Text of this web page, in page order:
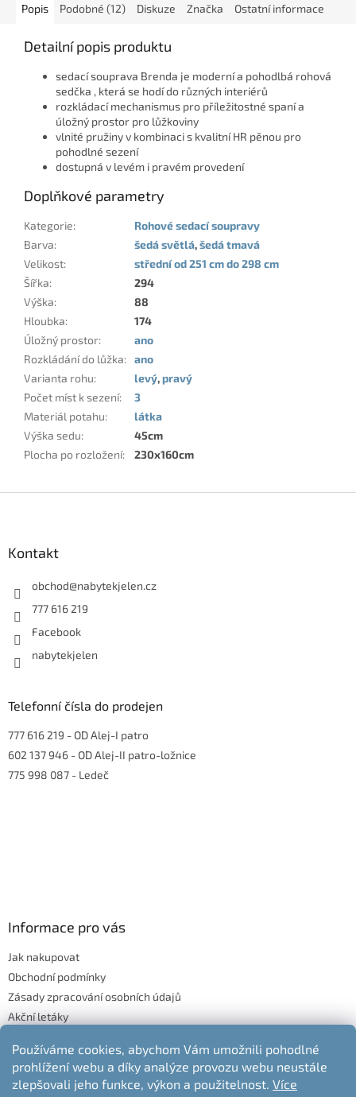
Používáme cookies, abychom Vám umožnili pohodlné
prohlížení webu a díky analýze provozu webu neustále
zlepšovali jeho funkce, výkon a použitelnost. Více
Popis Podobné (12) Diskuze Značka Ostatní informace
Detailní popis produktu
sedací souprava Brenda je moderní a pohodlbá rohová
sedčka , která se hodí do různých interiérů
rozkládací mechanismus pro příležitostné spaní a
úložný prostor pro lůžkoviny
vlnité pružiny v kombinaci s kvalitní HR pěnou pro
pohodlné sezení
dostupná v levém i pravém provedení
Doplňkové parametry
Kategorie:
Rohové sedací soupravy
Barva: šedá světlá,šedá tmavá
Velikost:
střední od 251 cm do 298 cm
Šířka:
294
Výška:
88
Hloubka:
174
Úložný prostor:
ano
Rozkládání do lůžka: ano
Varianta rohu: levý,pravý
Počet míst k sezení:
3
Materiál potahu:
látka
Výška sedu:
45cm
Plocha po rozložení: 230x160cm
Kontakt
obchod@nabytekjelen.cz
777 616 219
Facebook
nabytekjelen
Telefonní čísla do prodejen
777 616 219 - OD Alej-I patro
602 137 946 - OD Alej-II patro-ložnice
775 998 087 - Ledeč
Informace pro vás
Jak nakupovat
Obchodní podmínky
Zásady zpracování osobních údajů
Akční letáky
Moje objednávka
Odstoupení od kupní smlouvy